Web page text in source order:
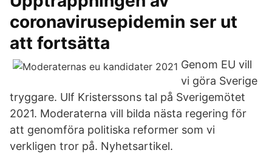
coronavirusepidemin ser ut
att fortsätta
Genom EU vill
vi göra Sverige
tryggare. Ulf Kristerssons tal på Sverigemötet
2021. Moderaterna vill bilda nästa regering för
att genomföra politiska reformer som vi
verkligen tror på. Nyhetsartikel.